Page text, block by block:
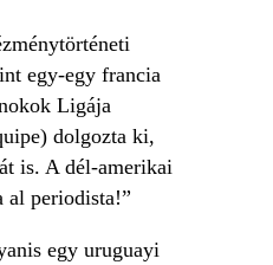
egy-egy francia
Ligája
dolgozta ki,
is. A dél-amerikai
al periodista!”
egy uruguayi